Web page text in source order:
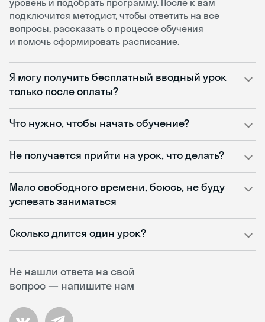
Не нашли ответа на свой
вопрос — напишите нам
уровень и подобрать программу. После к вам
подключится методист, чтобы ответить на все
вопросы, рассказать о процессе обучения
и помочь сформировать расписание.
Я могу получить бесплатный вводный урок
только после оплаты?
Что нужно, чтобы начать обучение?
Не получается прийти на урок, что делать?
Мало свободного времени, боюсь, не буду
успевать заниматься
Сколько длится один урок?